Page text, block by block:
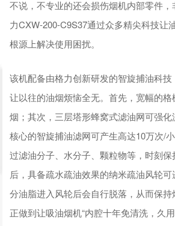
不说，不专业的还会损伤烟机内部零件
力CXW-200-C9S37通过众多精尖科技让
根源上解决使用困扰。
该机配备由格力创新研发的智旋捕油科
让以往的油烟烦恼全无。首先，宽幅的
烟；其次，三层塔形蜂窝式滤油网可强化
核心的智旋捕油滤网可产生高达10万次/
过滤油分子、水分子、颗粒物等，时刻
后，具备疏水疏油效果的纳米疏油风轮
分油脂进入风轮后会自行脱落，从而保
正做到让吸油烟机“内腔十年免清洗，久用